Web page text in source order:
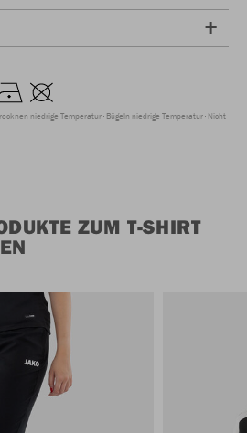
niedrige Temperatur Bügeln niedrige Temperatur Nicht
ZUM T-SHIRT